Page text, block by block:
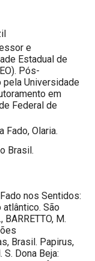
e
Estadual de
Pós-
pela Universidade
em
Federal de
Fado, Olaria.
Brasil.
Fado nos Sentidos:
atlântico. São
M.
Brasil. Papirus,
S. Dona Beja: